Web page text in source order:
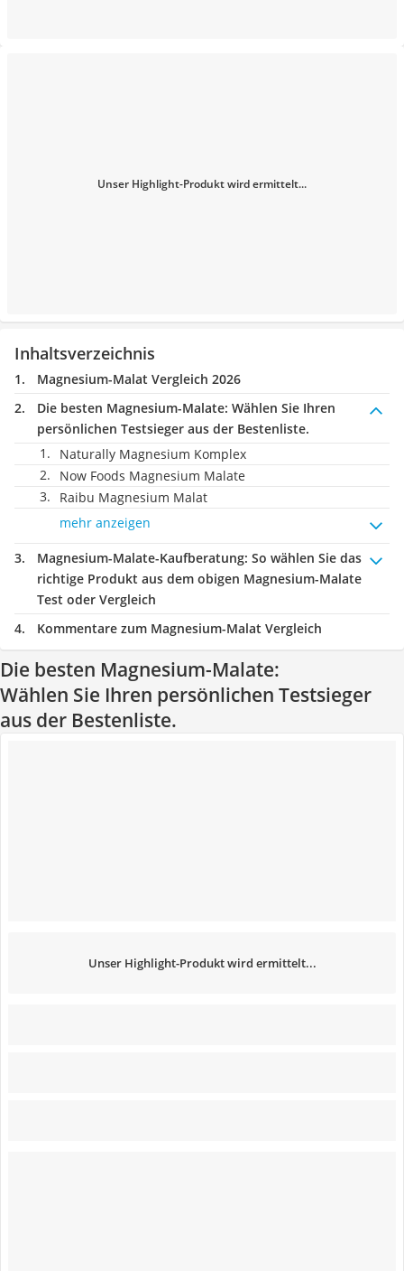
Unser Highlight-Produkt wird ermittelt...
Inhaltsverzeichnis
Magnesium-Malat Vergleich 2026
Die besten Magnesium-Malate: Wählen Sie Ihren
persönlichen Testsieger aus der Bestenliste.
Naturally Magnesium Komplex
Now Foods Magnesium Malate
Raibu Magnesium Malat
mehr anzeigen
Magnesium-Malate-Kaufberatung: So wählen Sie das
richtige Produkt aus dem obigen Magnesium-Malate
Test oder Vergleich
Kommentare zum Magnesium-Malat Vergleich
Die besten Magnesium-Malate:
Wählen Sie Ihren persönlichen Testsieger
aus der Bestenliste.
Unser Highlight-Produkt wird ermittelt...